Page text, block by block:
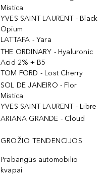
Mistica
YVES SAINT LAURENT - Black
Opium
LATTAFA - Yara
THE ORDINARY - Hyaluronic
Acid 2% + B5
TOM FORD - Lost Cherry
SOL DE JANEIRO - Flor
Mistica
YVES SAINT LAURENT - Libre
ARIANA GRANDE - Cloud
GROŽIO TENDENCIJOS
Prabangūs automobilio
kvapai